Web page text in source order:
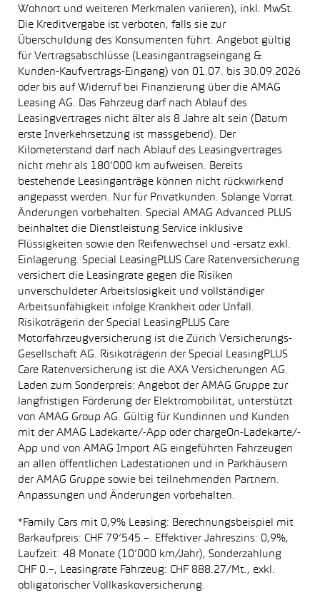
Wohnort und weiteren Merkmalen variieren), inkl. MwSt.
Die Kreditvergabe ist verboten, falls sie zur
Überschuldung des Konsumenten führt. Angebot gültig
für Vertragsabschlüsse (Leasingantragseingang &
Kunden-Kaufvertrags-Eingang) von 01.07. bis 30.09.2026
oder bis auf Widerruf bei Finanzierung über die AMAG
Leasing AG. Das Fahrzeug darf nach Ablauf des
Leasingvertrages nicht älter als 8 Jahre alt sein (Datum
erste Inverkehrsetzung ist massgebend). Der
Kilometerstand darf nach Ablauf des Leasingvertrages
nicht mehr als 180’000 km aufweisen. Bereits
bestehende Leasinganträge können nicht rückwirkend
angepasst werden. Nur für Privatkunden. Solange Vorrat.
Änderungen vorbehalten. Special AMAG Advanced PLUS
beinhaltet die Dienstleistung Service inklusive
Flüssigkeiten sowie den Reifenwechsel und -ersatz exkl.
Einlagerung. Special LeasingPLUS Care Ratenversicherung
versichert die Leasingrate gegen die Risiken
unverschuldeter Arbeitslosigkeit und vollständiger
Arbeitsunfähigkeit infolge Krankheit oder Unfall.
Risikoträgerin der Special LeasingPLUS Care
Motorfahrzeugversicherung ist die Zürich Versicherungs-
Gesellschaft AG. Risikoträgerin der Special LeasingPLUS
Care Ratenversicherung ist die AXA Versicherungen AG.
Laden zum Sonderpreis: Angebot der AMAG Gruppe zur
langfristigen Förderung der Elektromobilität, unterstützt
von AMAG Group AG. Gültig für Kundinnen und Kunden
mit der AMAG Ladekarte/-App oder chargeOn-Ladekarte/-
App und von AMAG Import AG eingeführten Fahrzeugen
an allen öffentlichen Ladestationen und in Parkhäusern
der AMAG Gruppe sowie bei teilnehmenden Partnern.
Anpassungen und Änderungen vorbehalten.
*Family Cars mit 0,9% Leasing: Berechnungsbeispiel mit
Barkaufpreis: CHF 79’545.–. Effektiver Jahreszins: 0,9%,
Laufzeit: 48 Monate (10’000 km/Jahr), Sonderzahlung
CHF 0.–, Leasingrate Fahrzeug: CHF 888.27/Mt., exkl.
obligatorischer Vollkaskoversicherung.